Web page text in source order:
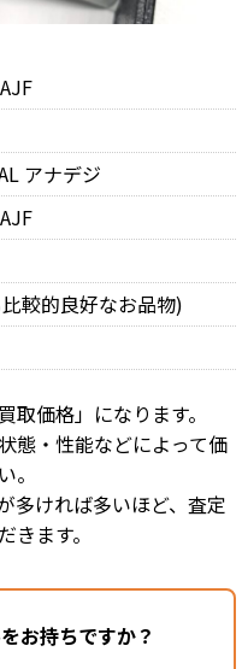
アナデジ
較的良好なお品物)
価格」になります。
態・性能などによって価
。
多ければ多いほど、査定
ます。
お持ちですか？